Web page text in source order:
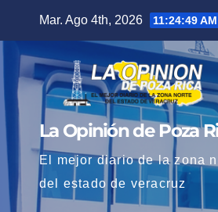
contenido
Mar. Ago 4th, 2026 11:24:51 AM
La Opinión de Poza
El mejor diario de la zona
del estado de veracruz